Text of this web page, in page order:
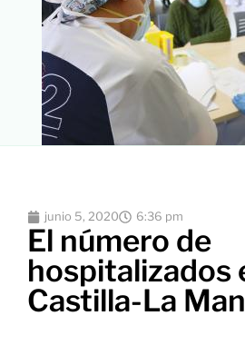
junio 5, 2020 6:36 pm
El número de
hospitalizados
Castilla-La